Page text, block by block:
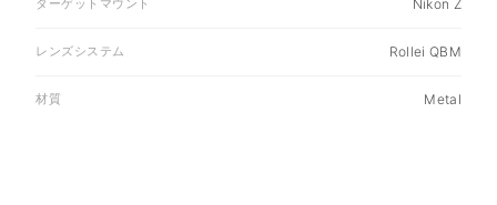
ターゲットマウント Nikon Z
レンズシステム Rollei QBM
材質 Metal